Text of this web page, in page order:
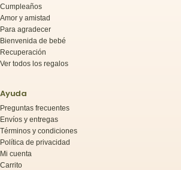
Cumpleaños
Amor y amistad
Para agradecer
Bienvenida de bebé
Recuperación
Ver todos los regalos
Ayuda
Preguntas frecuentes
Envíos y entregas
Términos y condiciones
Política de privacidad
Mi cuenta
Carrito